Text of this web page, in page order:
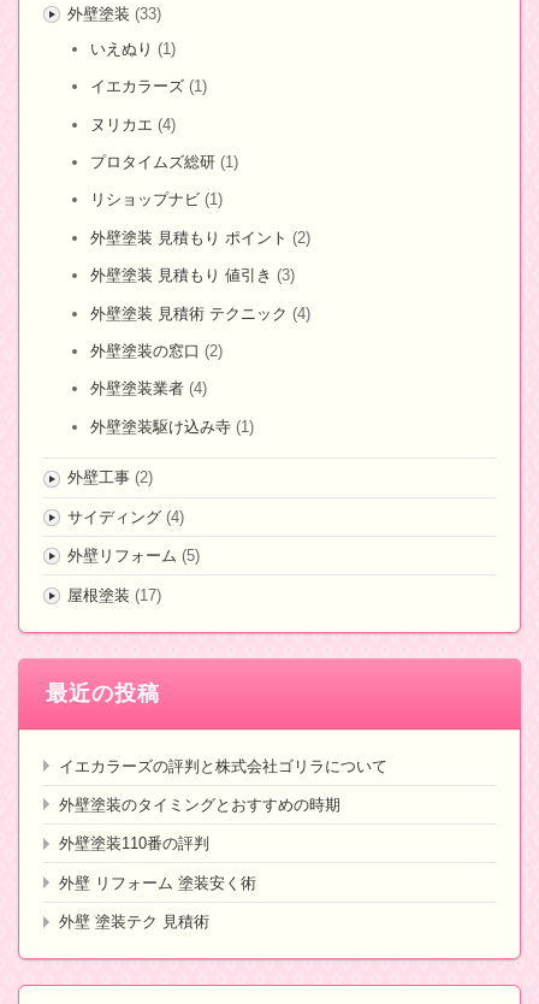
外壁塗装 (33)
いえぬり (1)
イエカラーズ (1)
ヌリカエ (4)
プロタイムズ総研 (1)
リショップナビ (1)
外壁塗装 見積もり ポイント (2)
外壁塗装 見積もり 値引き (3)
外壁塗装 見積術 テクニック (4)
外壁塗装の窓口 (2)
外壁塗装業者 (4)
外壁塗装駆け込み寺 (1)
外壁工事(2)
サイディング(4)
外壁リフォーム (5)
屋根塗装 (17)
最近の投稿
イエカラーズの評判と株式会社ゴリラについて
外壁塗装のタイミングとおすすめの時期
外壁塗装110番の評判
外壁 リフォーム 塗装安く術
外壁 塗装テク 見積術